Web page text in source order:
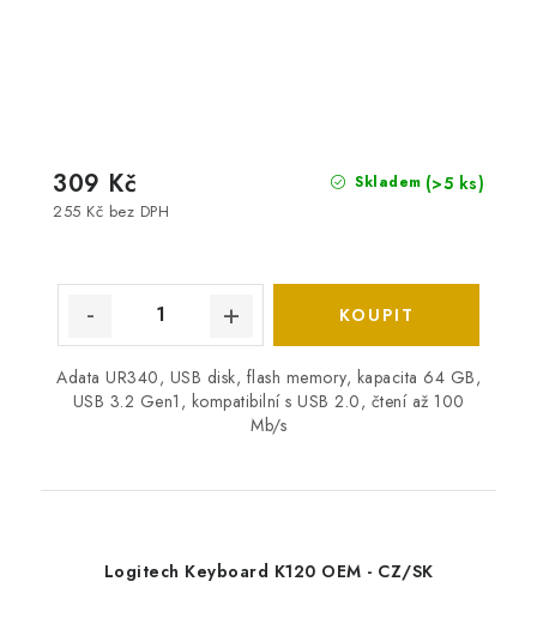
Skladem (>5 ks)
255 Kč bez DPH
309 Kč
Adata UR340, USB disk, flash memory, kapacita 64 GB,
USB 3.2 Gen1, kompatibilní s USB 2.0, čtení až 100
Mb/s
Logitech Keyboard K120 OEM - CZ/SK